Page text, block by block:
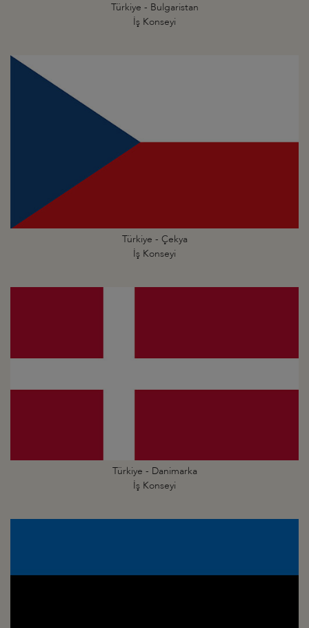
Türkiye - Bulgaristan
İş Konseyi
Türkiye - Çekya
İş Konseyi
Türkiye - Danimarka
İş Konseyi